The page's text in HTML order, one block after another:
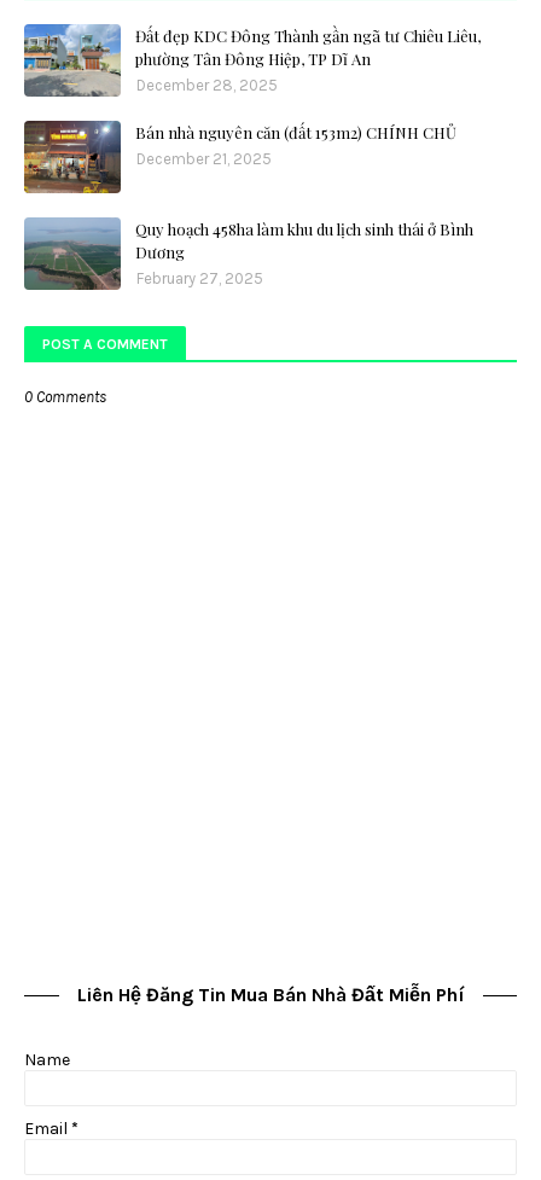
Đất đẹp KDC Đông Thành gần ngã tư Chiêu Liêu,
phường Tân Đông Hiệp, TP Dĩ An
December 28, 2025
Bán nhà nguyên căn (đất 153m2) CHÍNH CHỦ
December 21, 2025
Quy hoạch 458ha làm khu du lịch sinh thái ở Bình
Dương
February 27, 2025
POST A COMMENT
0 Comments
Liên Hệ Đăng Tin Mua Bán Nhà Đất Miễn Phí
Name
Email *